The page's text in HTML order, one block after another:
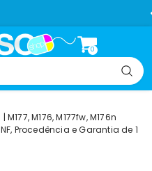
8% OFF NO
0
M176, M177fw, M176n
Procedência e Garantia de 1